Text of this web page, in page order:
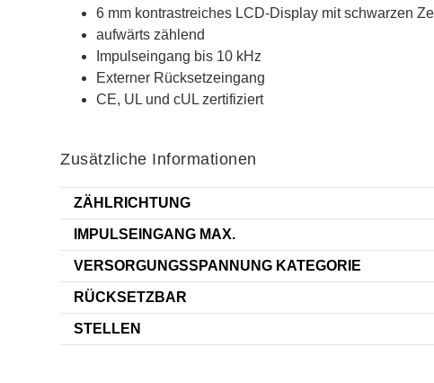
6 mm kontrastreiches LCD-Display mit schwarzen
aufwärts zählend
Impulseingang bis 10 kHz
Externer Rücksetzeingang
CE, UL und cUL zertifiziert
Zusätzliche Informationen
ZÄHLRICHTUNG
IMPULSEINGANG MAX.
VERSORGUNGSSPANNUNG KATEGORIE
RÜCKSETZBAR
STELLEN